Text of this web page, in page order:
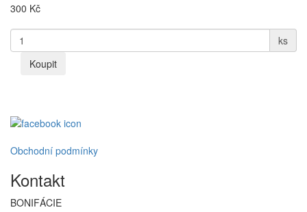
300 Kč
ks
Koupit
Obchodní podmínky
Kontakt
BONIFÁCIE